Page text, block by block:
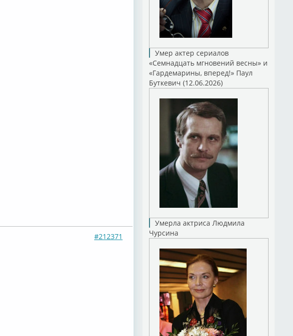
#212371
Умер актер сериалов
«Семнадцать мгновений весны» и
«Гардемарины, вперед!» Паул
Буткевич (12.06.2026)
Умерла актриса Людмила
Чурсина